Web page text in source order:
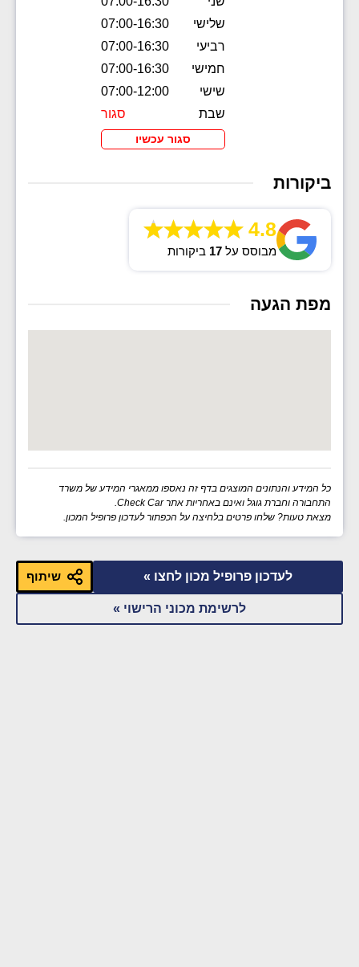
שלישי
07:00-16:30
רביעי
07:00-16:30
חמישי
07:00-16:30
שישי
07:00-12:00
שבת
סגור
סגור עכשיו
ביקורות
4.8
מבוסס על 17 ביקורות
מפת הגעה
כל המידע והנתונים המוצגים בדף זה נאספו ממאגרי המידע של משרד
התחבורה וחברת גוגל ואינם באחריות אתר Check Car.
מצאת טעות? שלחו פרטים בלחיצה על הכפתור לעדכון פרופיל המכון.
לעדכון פרופיל מכון לחצו »
לרשימת מכוני הרישוי »
שיתוף